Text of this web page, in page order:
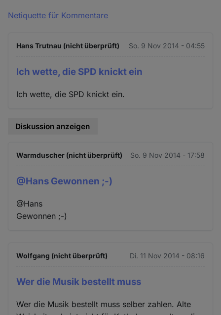
Netiquette für Kommentare
Hans Trutnau (nicht überprüft) So. 9 Nov 2014 - 04:55
Ich wette, die SPD knickt ein
Ich wette, die SPD knickt ein.
Diskussion anzeigen
Warmduscher (nicht überprüft) So. 9 Nov 2014 - 17:58
@Hans Gewonnen ;-)
@Hans
Gewonnen ;-)
Wolfgang (nicht überprüft) Di. 11 Nov 2014 - 08:16
Wer die Musik bestellt muss
Wer die Musik bestellt muss selber zahlen. Alte